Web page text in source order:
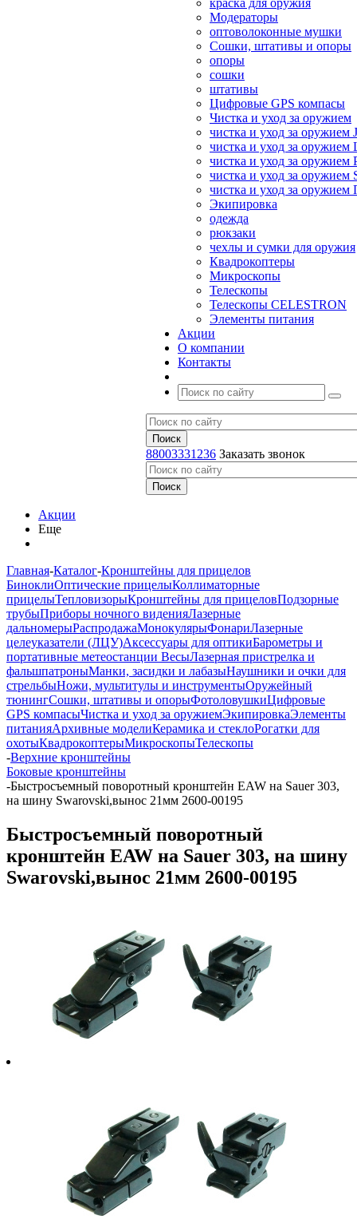
краска для оружия
Модераторы
оптоволоконные мушки
Сошки, штативы и опоры
опоры
сошки
штативы
Цифровые GPS компасы
Чистка и уход за оружием
чистка и уход за оружием
чистка и уход за оружием
чистка и уход за оружием
чистка и уход за оружием
чистка и уход за
Экипировка
одежда
рюкзаки
чехлы и сумки для оружия
Квадрокоптеры
Микроскопы
Телескопы
Телескопы CELESTRON
Элементы питания
Акции
О компании
Контакты
88003331236 Заказать звонок
Акции
Еще
Главная-Каталог-Кронштейны для прицелов
БиноклиОптические прицелыКоллиматорные
прицелыТепловизорыКронштейны для прицеловПодзорные
трубыПриборы ночного виденияЛазерные
дальномерыРаспродажаМонокулярыФонариЛазерные
целеуказатели (ЛЦУ)Аксессуары для оптикиБарометры и
портативные метеостанции ВесыЛазерная пристрелка и
фальшпатроныМанки, засидки и лабазыНаушники и очки для
стрельбыНожи, мультитулы и инструментыОружейный
тюнингСошки, штативы и опорыФотоловушкиЦифровые
GPS компасыЧистка и уход за оружиемЭкипировкаЭлементы
питанияАрхивные моделиКерамика и стеклоРогатки для
охотыКвадрокоптерыМикроскопыТелескопы
-Верхние кронштейны
Боковые кронштейны
-Быстросъемный поворотный кронштейн EAW на Sauer 303,
на шину Swarovski,вынос 21мм 2600-00195
Быстросъемный поворотный
кронштейн EAW на Sauer 303, на шину
Swarovski,вынос 21мм 2600-00195